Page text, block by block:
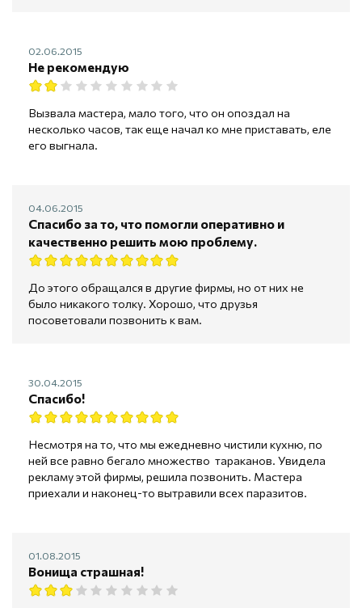
02.06.2015
Не рекомендую
Вызвала мастера, мало того, что он опоздал на
несколько часов, так еще начал ко мне приставать, еле
его выгнала.
04.06.2015
Спасибо за то, что помогли оперативно и
качественно решить мою проблему.
До этого обращался в другие фирмы, но от них не
было никакого толку. Хорошо, что друзья
посоветовали позвонить к вам.
30.04.2015
Спасибо!
Несмотря на то, что мы ежедневно чистили кухню, по
ней все равно бегало множество тараканов. Увидела
рекламу этой фирмы, решила позвонить. Мастера
приехали и наконец-то вытравили всех паразитов.
01.08.2015
Вонища страшная!